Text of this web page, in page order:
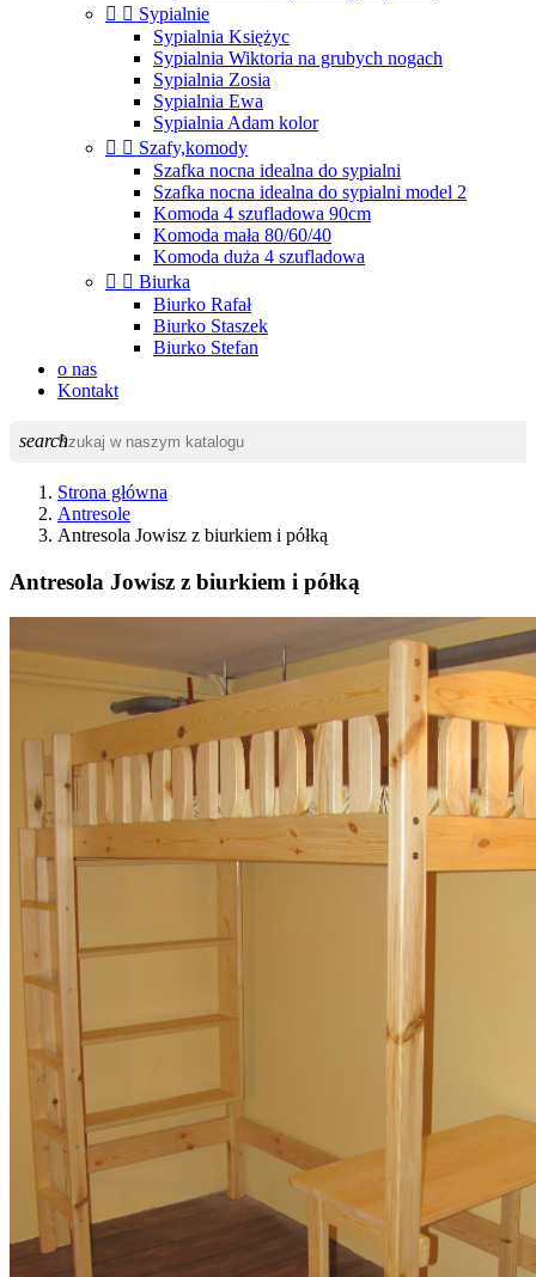
  Sypialnie
Sypialnia Księżyc
Sypialnia Wiktoria na grubych nogach
Sypialnia Zosia
Sypialnia Ewa
Sypialnia Adam kolor
  Szafy,komody
Szafka nocna idealna do sypialni
Szafka nocna idealna do sypialni model 2
Komoda 4 szufladowa 90cm
Komoda mała 80/60/40
Komoda duża 4 szufladowa
  Biurka
Biurko Rafał
Biurko Staszek
Biurko Stefan
o nas
Kontakt
search
Strona główna
Antresole
Antresola Jowisz z biurkiem i półką
Antresola Jowisz z biurkiem i półką